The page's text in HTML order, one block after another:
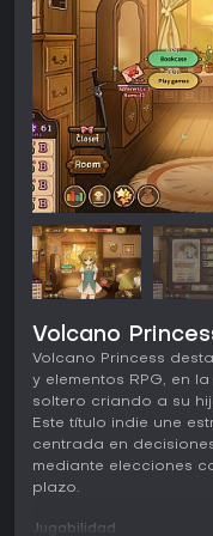
Volcano
Volcano Princess
y elementos RPG, en
soltero criando a su
Este título indie une
centrada en
mediante elecciones
plazo.
Jugabilidad